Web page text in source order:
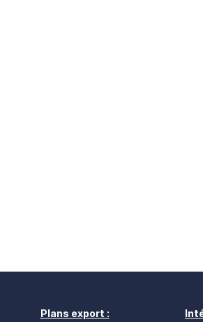
Plans export :